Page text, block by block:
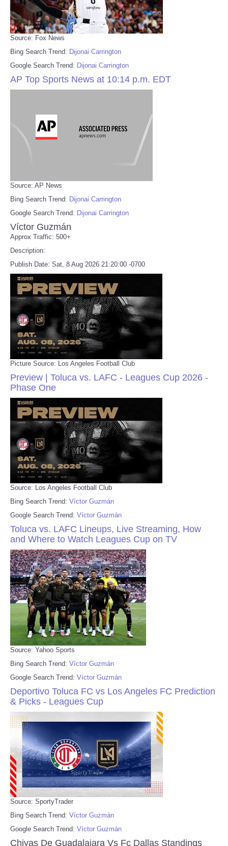
Source: Fox News
Bing Search Trend: Dijonai Carrington
Google Search Trend: Dijonai Carrington
AP Top Sports News at 10:14 p.m. EDT
Source: AP News
Bing Search Trend: Dijonai Carrington
Google Search Trend: Dijonai Carrington
Víctor Guzmán
Approx Traffic: 500+
Description:
Publish Date: Sat, 8 Aug 2026 21:20:00 -0700
Picture Source: Los Angeles Football Club
Preview | Toluca vs. LAFC - Leagues Cup 2026 -
Phase One
Source: Los Angeles Football Club
Bing Search Trend: Víctor Guzmán
Google Search Trend: Víctor Guzmán
Toluca vs. LAFC Lineups, Live Streaming, How
and Where to Watch Leagues Cup on TV
Source: Yahoo Sports
Bing Search Trend: Víctor Guzmán
Google Search Trend: Víctor Guzmán
Deportivo Toluca FC vs Los Angeles FC Prediction
& Picks - Leagues Cup
Source: SportyTrader
Bing Search Trend: Víctor Guzmán
Google Search Trend: Víctor Guzmán
Chivas De Guadalajara Vs Fc Dallas Standings